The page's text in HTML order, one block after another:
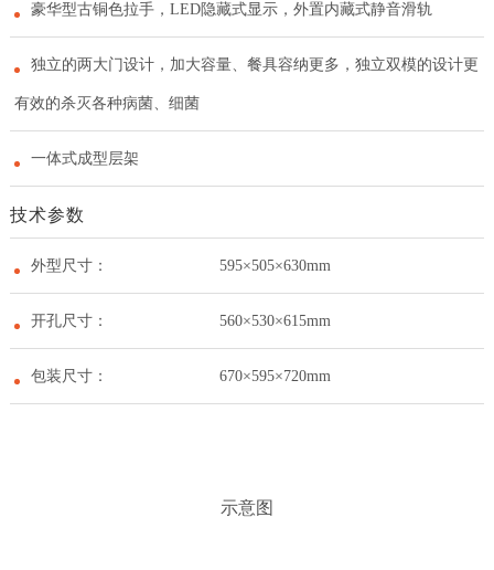
豪华型古铜色拉手，LED隐藏式显示，外置内藏式静音滑轨
独立的两大门设计，加大容量、餐具容纳更多，独立双模的设计更
有效的杀灭各种病菌、细菌
一体式成型层架
技术参数
外型尺寸： 595×505×630mm
开孔尺寸： 560×530×615mm
包装尺寸： 670×595×720mm
示意图